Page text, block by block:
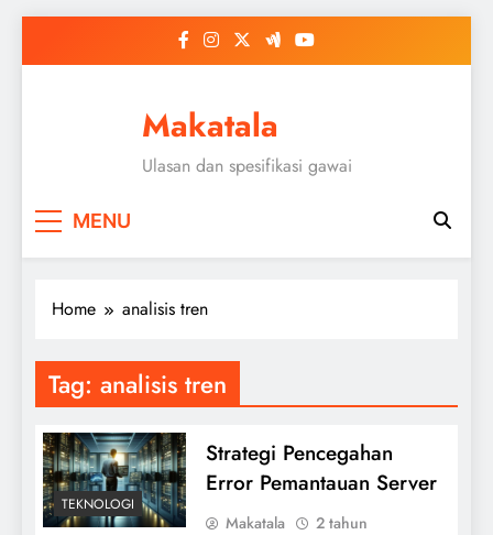
Makatala
Ulasan dan spesifikasi gawai
MENU
Home analisis tren
Tag: analisis tren
TEKNOLOGI
Strategi Pencegahan
Error Pemantauan Server
Makatala
2 tahun